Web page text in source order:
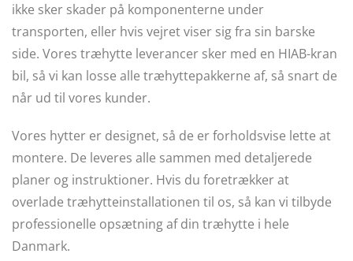
ikke sker skader på komponenterne under
transporten, eller hvis vejret viser sig fra sin barske
side. Vores træhytte leverancer sker med en HIAB-kran
bil, så vi kan losse alle træhyttepakkerne af, så snart de
når ud til vores kunder.
Vores hytter er designet, så de er forholdsvise lette at
montere. De leveres alle sammen med detaljerede
planer og instruktioner. Hvis du foretrækker at
overlade træhytteinstallationen til os, så kan vi tilbyde
professionelle opsætning af din træhytte i hele
Danmark.